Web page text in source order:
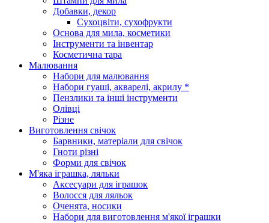
Добавки, декор
Сухоцвіти, сухофрукти
Основа для мила, косметики
Інструменти та інвентар
Косметична тара
Малювання
Набори для малювання
Набори гуаші, акварелі, акрилу *
Пензлики та інші інструменти
Олівці
Різне
Виготовлення свічок
Барвники, матеріали для свічок
Гноти різні
Форми для свічок
М'яка іграшка, ляльки
Аксесуари для іграшок
Волосся для ляльок
Оченята, носики
Набори для виготовлення м'якої іграшки